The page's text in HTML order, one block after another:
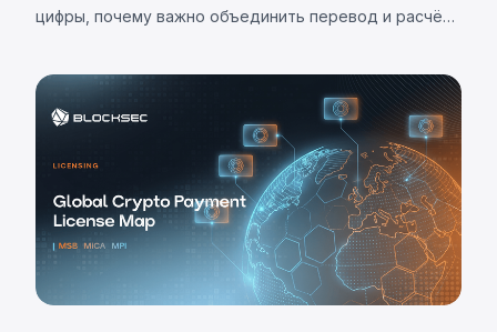
цифры, почему важно объединить перевод и расчёт,